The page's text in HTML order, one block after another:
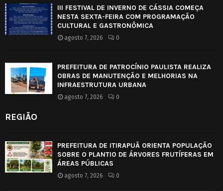
III FESTIVAL DE INVERNO DE CÁSSIA COMEÇA
NESTA SEXTA-FEIRA COM PROGRAMAÇÃO
CULTURAL E GASTRONÔMICA
agosto 7, 2026 0
PREFEITURA DE PATROCÍNIO PAULISTA REALIZA
OBRAS DE MANUTENÇÃO E MELHORIAS NA
INFRAESTRUTURA URBANA
agosto 7, 2026 0
REGIÃO
PREFEITURA DE ITIRAPUÃ ORIENTA POPULAÇÃO
SOBRE O PLANTIO DE ÁRVORES FRUTÍFERAS EM
ÁREAS PÚBLICAS
agosto 7, 2026 0